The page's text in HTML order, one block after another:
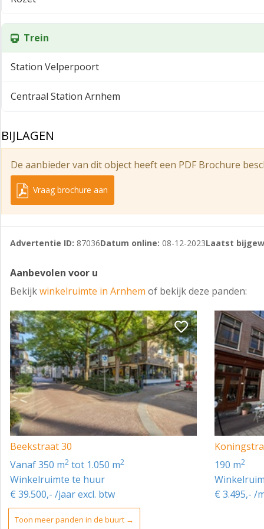
Noord.
Parkeren
(Broerenstraat).
€ 575.000,- kosten koper.
Aanvaarding
In overleg.
Informatie / bezichtiging:
Trein
Station Velperpoort
Centraal Station Arnhem
BIJLAGEN
De aanbieder van dit object heeft een PDF Brochure
Vraag brochure aan
Advertentie ID: 87036Datum online: 08-12-2023Laatst
Aanbevolen voor u
Bekijkwinkelruimte in Arnhem of bekijk deze panden:
Beekstraat 30
vanaf 350 m2 tot 1.050 m2
Winkelruimte te huur
€ 39.500,- /jaar excl. btw
190 m2
€ 3.495,- /
Toon meer panden in de buurt →